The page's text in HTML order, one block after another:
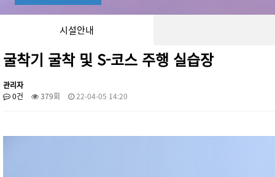
시설안내
굴착기 굴착 및 S-코스 주행 실습장
관리자
0건
379회 22-04-05 14:20